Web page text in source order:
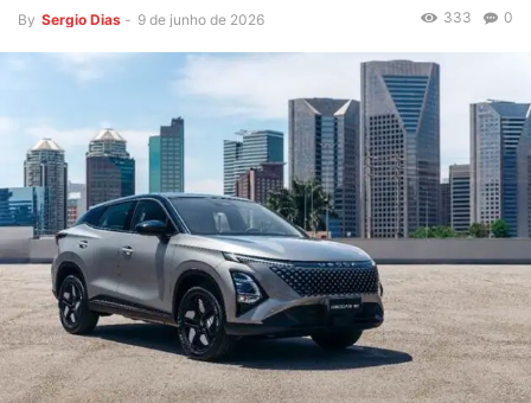
By Sergio Dias - 9 de junho de 2026 0
333